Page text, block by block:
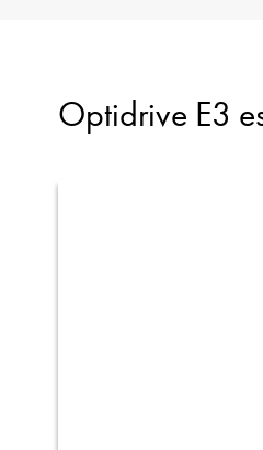
Optidrive E3